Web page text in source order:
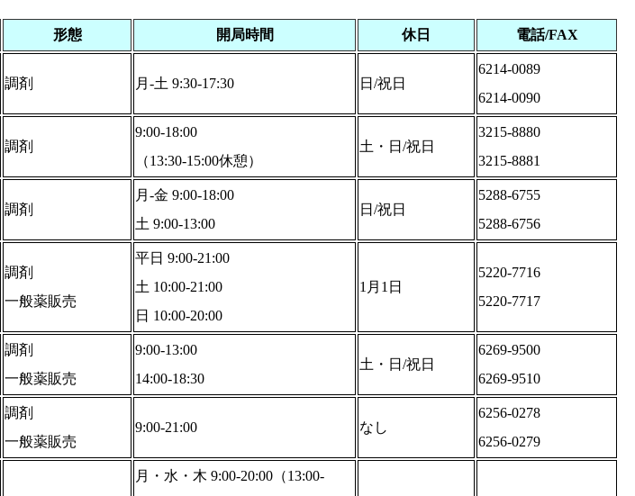
形態 開局時間 休日 電話/FAX
調剤 月-土 9:30-17:30 日/祝日
6214-0089
6214-0090
調剤
9:00-18:00
（13:30-15:00休憩）
土・日/祝日
3215-8880
3215-8881
調剤
月-金 9:00-18:00
土 9:00-13:00
日/祝日
5288-6755
5288-6756
調剤
一般薬販売
平日 9:00-21:00
土 10:00-21:00
日 10:00-20:00
1月1日
5220-7716
5220-7717
調剤
一般薬販売
9:00-13:00
14:00-18:30
土・日/祝日
6269-9500
6269-9510
調剤
一般薬販売
9:00-21:00 なし
6256-0278
6256-0279
月・水・木 9:00-20:00（13:00-